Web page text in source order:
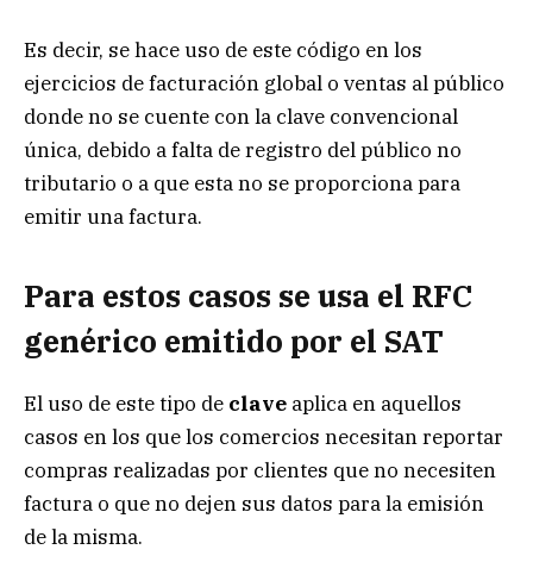
Es decir, se hace uso de este código en los
ejercicios de facturación global o ventas al público
donde no se cuente con la clave convencional
única, debido a falta de registro del público no
tributario o a que esta no se proporciona para
emitir una factura.
Para estos casos se usa el RFC
genérico emitido por el SAT
El uso de este tipo de clave aplica en aquellos
casos en los que los comercios necesitan reportar
compras realizadas por clientes que no necesiten
factura o que no dejen sus datos para la emisión
de la misma.